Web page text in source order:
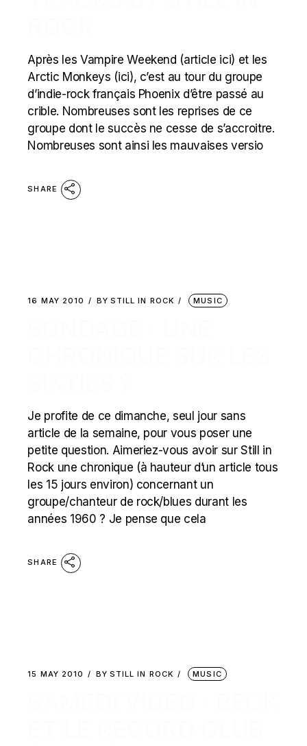
Après les Vampire Weekend (article ici) et les
Arctic Monkeys (ici), c’est au tour du groupe
d’indie-rock français Phoenix d’être passé au
crible. Nombreuses sont les reprises de ce
groupe dont le succès ne cesse de s’accroitre.
Nombreuses sont ainsi les mauvaises versio
SHARE
16 MAY 2010 BY STILL IN ROCK MUSIC
Je profite de ce dimanche, seul jour sans
article de la semaine, pour vous poser une
petite question. Aimeriez-vous avoir sur Still in
Rock une chronique (à hauteur d’un article tous
les 15 jours environ) concernant un
groupe/chanteur de rock/blues durant les
années 1960 ? Je pense que cela
SHARE
15 MAY 2010 BY STILL IN ROCK MUSIC